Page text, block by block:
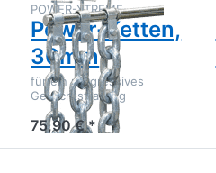
POWER-XTREME
Power-Ketten,
30mm
für ein progressives
Gewichtstraining
75,90 € *